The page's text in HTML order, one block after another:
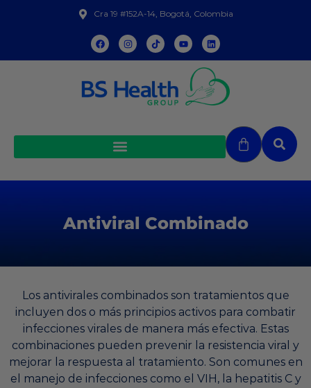
Cra 19 #152A-14, Bogotá, Colombia
Antiviral Combinado
Los antivirales combinados son tratamientos que
incluyen dos o más principios activos para combatir
infecciones virales de manera más efectiva. Estas
combinaciones pueden prevenir la resistencia viral y
mejorar la respuesta al tratamiento. Son comunes en
el manejo de infecciones como el VIH, la hepatitis C y